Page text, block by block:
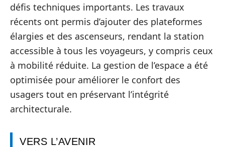
défis techniques importants. Les travaux
récents ont permis d’ajouter des plateformes
élargies et des ascenseurs, rendant la station
accessible à tous les voyageurs, y compris ceux
à mobilité réduite. La gestion de l’espace a été
optimisée pour améliorer le confort des
usagers tout en préservant l’intégrité
architecturale.
VERS L’AVENIR